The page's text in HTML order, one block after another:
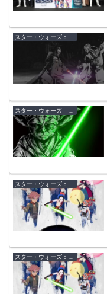
スター・ウォーズ：ビジョンズ
スター・ウォーズ：ビジョンズ